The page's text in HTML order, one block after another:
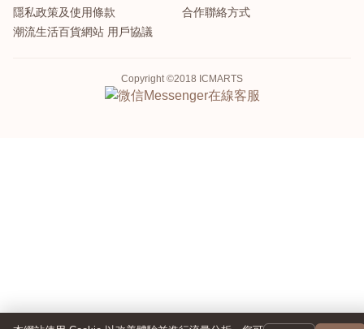
隱私政策及使用條款
潮流生活百貨網站 用戶協議
合作聯絡方式
Copyright ©2018 ICMARTS
Messenger在線客服